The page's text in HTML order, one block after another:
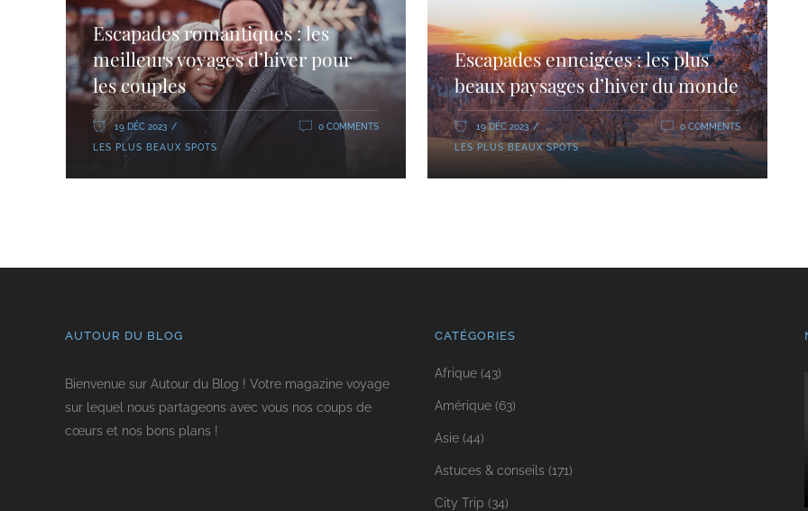
Escapades romantiques : les
meilleurs voyages d’hiver pour
les couples
19 DÉC 2023
LES PLUS BEAUX SPOTS
0 COMMENTS
Escapades enneigées : les plus
beaux paysages d’hiver du monde
19 DÉC 2023
LES PLUS BEAUX SPOTS
0 COMMENTS
AUTOUR DU BLOG
Bienvenue sur Autour du Blog ! Votre magazine voyage
sur lequel nous partageons avec vous nos coups de
cœurs et nos bons plans !
CATÉGORIES
Afrique(43)
Amérique(63)
Asie(44)
Astuces & conseils (171)
City Trip (34)